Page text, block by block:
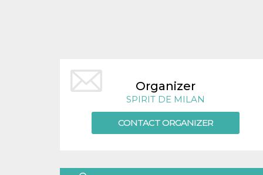
Organizer
SPIRIT DE MILAN
CONTACT ORGANIZER